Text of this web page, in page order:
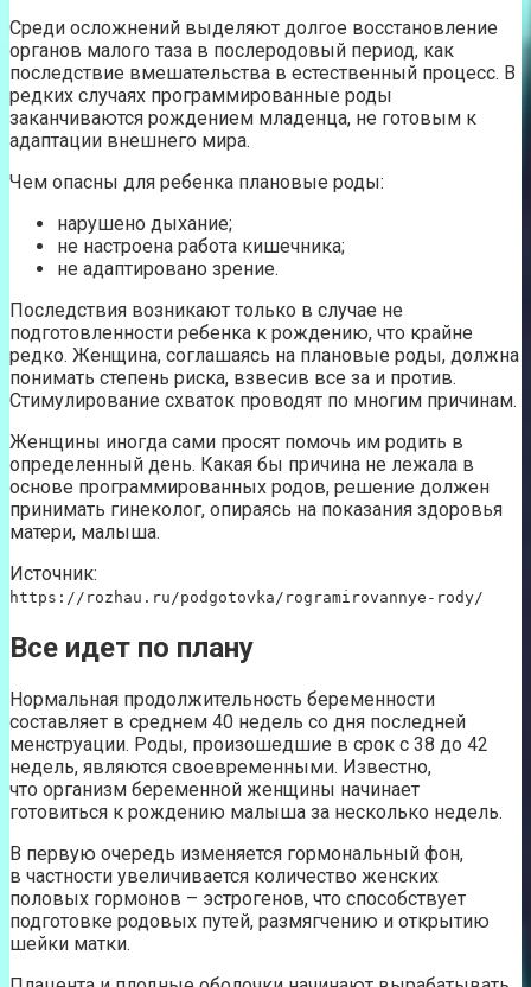
Среди осложнений выделяют долгое восстановление
органов малого таза в послеродовый период, как
последствие вмешательства в естественный процесс. В
редких случаях программированные роды
заканчиваются рождением младенца, не готовым к
адаптации внешнего мира.
Чем опасны для ребенка плановые роды:
нарушено дыхание;
не настроена работа кишечника;
не адаптировано зрение.
Последствия возникают только в случае не
подготовленности ребенка к рождению, что крайне
редко. Женщина, соглашаясь на плановые роды, должна
понимать степень риска, взвесив все за и против.
Стимулирование схваток проводят по многим причинам.
Женщины иногда сами просят помочь им родить в
определенный день. Какая бы причина не лежала в
основе программированных родов, решение должен
принимать гинеколог, опираясь на показания здоровья
матери, малыша.
Источник:
https://rozhau.ru/podgotovka/rogramirovannye-rody/
Все идет по плану
Нормальная продолжительность беременности
составляет в среднем 40 недель со дня последней
менструации. Роды, произошедшие в срок с 38 до 42
недель, являются своевременными. Известно,
что организм беременной женщины начинает
готовиться к рождению малыша за несколько недель.
В первую очередь изменяется гормональный фон,
в частности увеличивается количество женских
половых гормонов – эстрогенов, что способствует
подготовке родовых путей, размягчению и открытию
шейки матки.